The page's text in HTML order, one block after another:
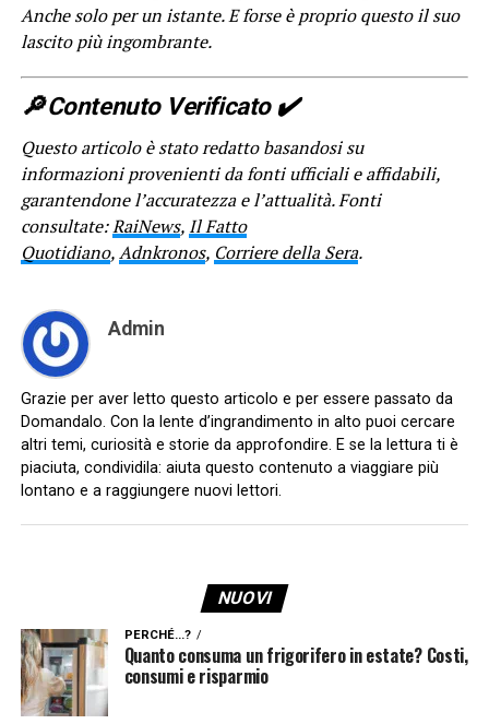
Anche solo per un istante. E forse è proprio questo il suo
lascito più ingombrante.
🔎 Contenuto Verificato ✔️
Questo articolo è stato redatto basandosi su
informazioni provenienti da fonti ufficiali e affidabili,
garantendone l’accuratezza e l’attualità. Fonti
consultate:RaiNews, Il Fatto
Quotidiano,Adnkronos, Corriere della Sera.
Admin
Grazie per aver letto questo articolo e per essere passato da
Domandalo. Con la lente d’ingrandimento in alto puoi cercare
altri temi, curiosità e storie da approfondire. E se la lettura ti è
piaciuta, condividila: aiuta questo contenuto a viaggiare più
lontano e a raggiungere nuovi lettori.
NUOVI
PERCHÉ...?
Quanto consuma un frigorifero in estate? Costi,
consumi e risparmio